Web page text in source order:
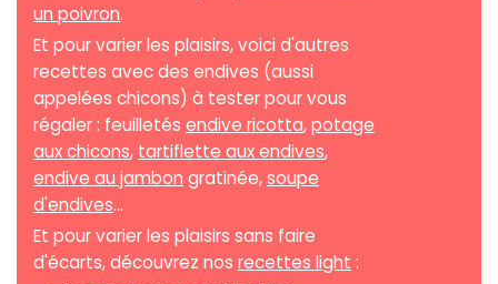
un poivron.
Et pour varier les plaisirs, voici d'autres
recettes avec des endives (aussi
appelées chicons) à tester pour vous
régaler : feuilletés endive ricotta,potage
aux chicons, tartiflette aux endives,
endive au jambon gratinée,soupe
d'endives...
Et pour varier les plaisirs sans faire
d'écarts, découvrez nos recettes light :